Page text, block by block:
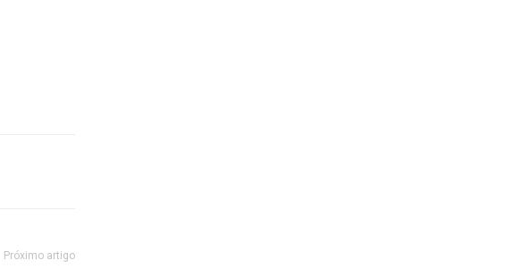
Próximo artigo